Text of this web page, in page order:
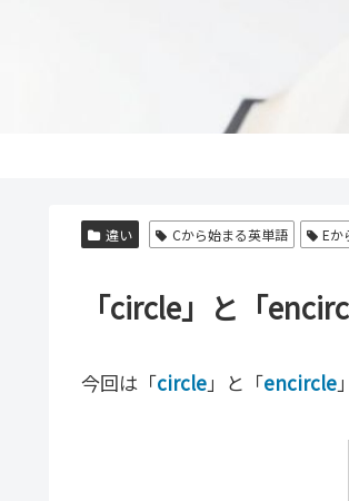
違い Cから始まる英単語 Eか
「circle」と「
今回は「circle」と「encircle